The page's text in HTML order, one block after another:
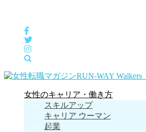
女性のキャリア・働き方
スキルアップ
キャリア ウーマン
起業